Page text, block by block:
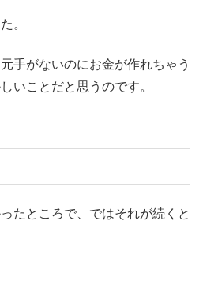
。
手がないのにお金が作れちゃう
いことだと思うのです。
たところで、ではそれが続くと